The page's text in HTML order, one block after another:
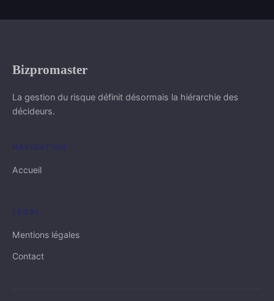
Bizpromaster
La gestion du risque définit désormais la hiérarchie des
décideurs.
NAVIGATION
Accueil
LÉGAL
Mentions légales
Contact